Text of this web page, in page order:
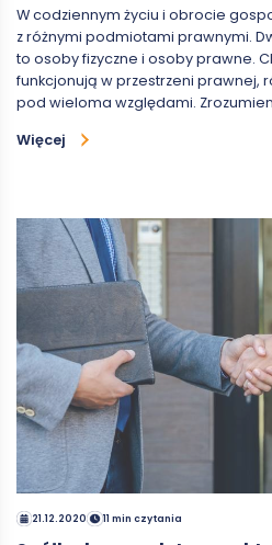
W codziennym życiu i obrocie
z różnymi podmiotami prawnymi.
to osoby fizyczne i osoby prawne.
funkcjonują w przestrzeni prawnej,
pod wieloma względami.
Więcej
21.12.2020 11 min czytania